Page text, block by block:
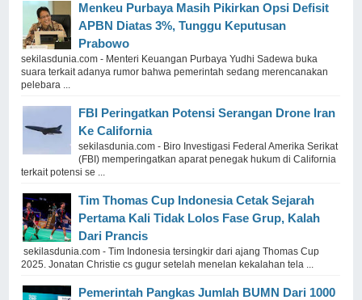
Menkeu Purbaya Masih Pikirkan Opsi Defisit
APBN Diatas 3%, Tunggu Keputusan
Prabowo
sekilasdunia.com - Menteri Keuangan Purbaya Yudhi Sadewa buka
suara terkait adanya rumor bahwa pemerintah sedang merencanakan
pelebara ...
FBI Peringatkan Potensi Serangan Drone Iran
Ke California
sekilasdunia.com - Biro Investigasi Federal Amerika Serikat
(FBI) memperingatkan aparat penegak hukum di California
terkait potensi se ...
Tim Thomas Cup Indonesia Cetak Sejarah
Pertama Kali Tidak Lolos Fase Grup, Kalah
Dari Prancis
sekilasdunia.com - Tim Indonesia tersingkir dari ajang Thomas Cup
2025. Jonatan Christie cs gugur setelah menelan kekalahan tela ...
Pemerintah Pangkas Jumlah BUMN Dari 1000